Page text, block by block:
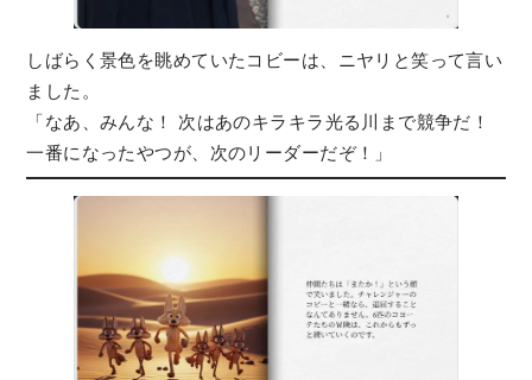
しばらく景色を眺めていたコビーは、ニヤリと笑って言い
ました。
「なあ、みんな！ 次はあのキラキラ光る川まで競争だ！
一番になったやつが、次のリーダーだぞ！」